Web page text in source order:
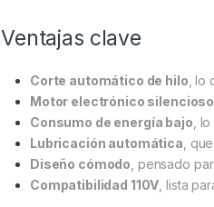
Ventajas clave
Corte automático de hilo ,
Motor electrónico silencioso
Consumo de energía bajo ,
Lubricación automática ,
Diseño cómodo , pensado
Compatibilidad 110V , lista